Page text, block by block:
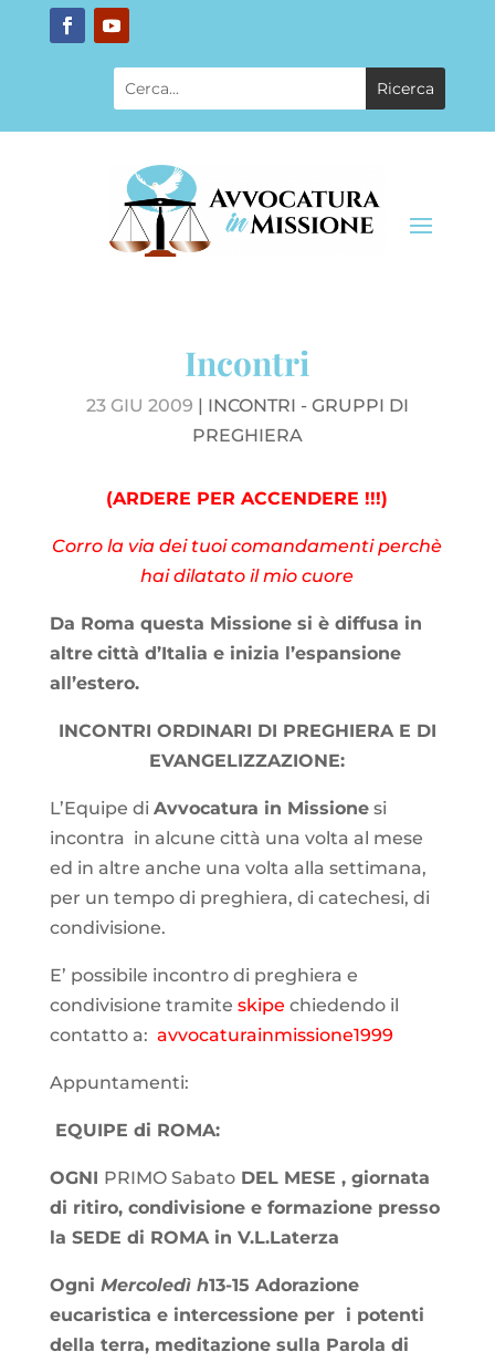
Incontri
23 GIU 2009 | INCONTRI - GRUPPI DI
PREGHIERA
(ARDERE PER ACCENDERE !!!)
Corro la via dei tuoi comandamenti perchè
hai dilatato il mio cuore
Da Roma questa Missione si è diffusa in
altre città d’Italia e inizia l’espansione
all’estero.
INCONTRI ORDINARI DI PREGHIERA E DI
EVANGELIZZAZIONE:
L’Equipe di Avvocatura in Missionesi
incontra in alcune città una volta al mese
ed in altre anche una volta alla settimana,
per un tempo di preghiera, di catechesi, di
condivisione.
E’ possibile incontro di preghiera e
condivisione tramite skipe chiedendo il
contatto a: avvocaturainmissione1999
Appuntamenti:
EQUIPE di ROMA:
OGNI PRIMO SabatoDEL MESE , giornata
di ritiro, condivisione e formazione presso
la SEDE di ROMA in V.L.Laterza
Ogni Mercoledì h13-15 Adorazione
eucaristica e intercessione per i potenti
della terra, meditazione sulla Parola di